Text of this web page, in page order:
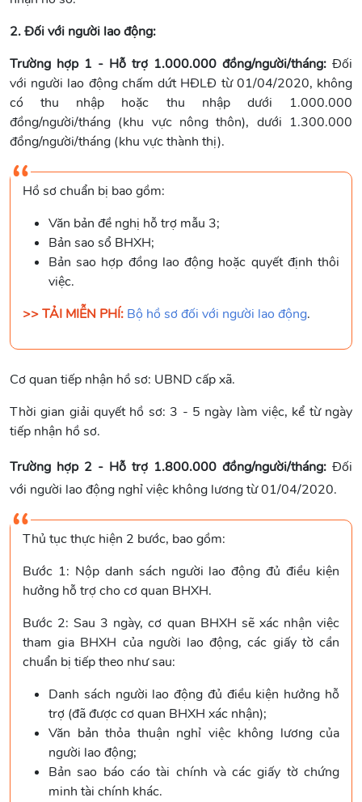
2. Đối với người lao động:
Trường hợp 1 - Hỗ trợ 1.000.000 đồng/người/tháng: Đối
với người lao động chấm dứt HĐLĐ từ 01/04/2020, không
có thu nhập hoặc thu nhập dưới 1.000.000
đồng/người/tháng (khu vực nông thôn), dưới 1.300.000
đồng/người/tháng (khu vực thành thị).
Hồ sơ chuẩn bị bao gồm:
Văn bản đề nghị hỗ trợ mẫu 3;
Bản sao sổ BHXH;
Bản sao hợp đồng lao động hoặc quyết định thôi
việc.
>> TẢI MIỄN PHÍ: Bộ hồ sơ đối với người lao động.
Cơ quan tiếp nhận hồ sơ: UBND cấp xã.
Thời gian giải quyết hồ sơ: 3 - 5 ngày làm việc, kể từ ngày
tiếp nhận hồ sơ.
Trường hợp 2 - Hỗ trợ 1.800.000 đồng/người/tháng: Đối
với người lao động nghỉ việc không lương từ 01/04/2020.
Thủ tục thực hiện 2 bước, bao gồm:
Bước 1: Nộp danh sách người lao động đủ điều kiện
hưởng hỗ trợ cho cơ quan BHXH.
Bước 2: Sau 3 ngày, cơ quan BHXH sẽ xác nhận việc
tham gia BHXH của người lao động, các giấy tờ cần
chuẩn bị tiếp theo như sau:
Danh sách người lao động đủ điều kiện hưởng hỗ
trợ (đã được cơ quan BHXH xác nhận);
Văn bản thỏa thuận nghỉ việc không lương của
người lao động;
Bản sao báo cáo tài chính và các giấy tờ chứng
minh tài chính khác.